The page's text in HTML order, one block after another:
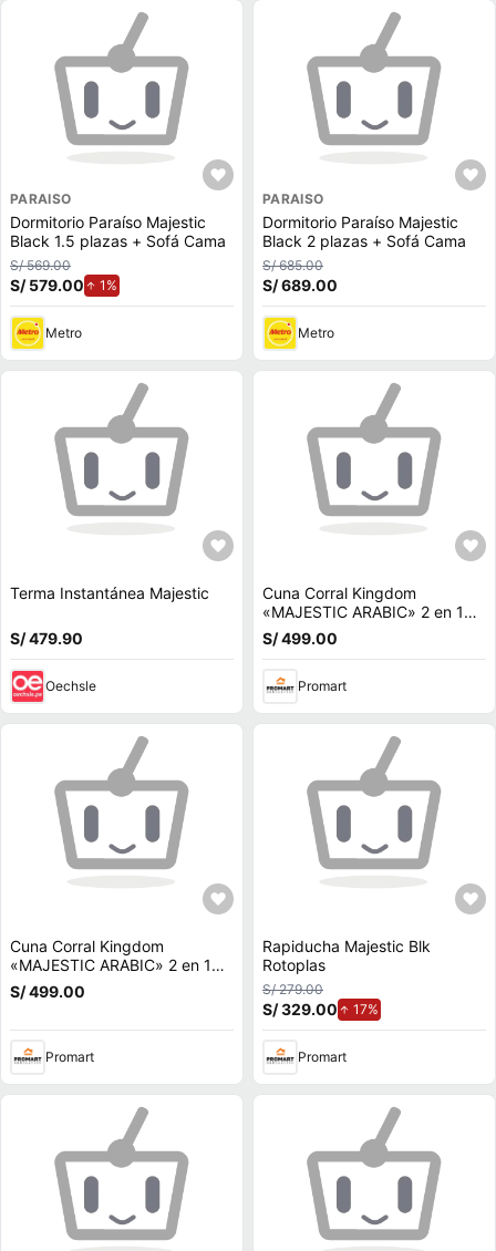
PARAISO
Dormitorio Paraíso Majestic
Black 1.5 plazas + Sofá Cama
S/ 569.00
S/ 579.00 1%
Metro
PARAISO
Dormitorio Paraíso Majestic
Black 2 plazas + Sofá Cama
S/ 685.00
S/ 689.00
Metro
Terma Instantánea Majestic
S/ 479.90
Oechsle
Cuna Corral Kingdom
«MAJESTIC ARABIC» 2 en 1
Coffee
S/ 499.00
Promart
Cuna Corral Kingdom
«MAJESTIC ARABIC» 2 en 1
Light Blue
S/ 499.00
Promart
Rapiducha Majestic Blk
Rotoplas
S/ 279.00
S/ 329.00 17%
Promart